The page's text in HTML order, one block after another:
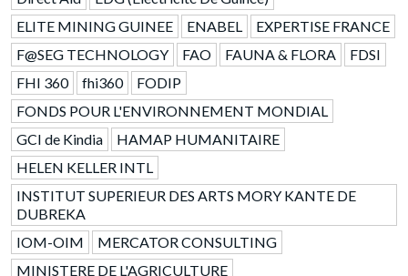
ELITE MINING GUINEE
ENABEL
EXPERTISE FRANCE
F@SEG TECHNOLOGY
FAO FAUNA & FLORA
FDSI
FHI 360
fhi360
FODIP
FONDS POUR L'ENVIRONNEMENT MONDIAL
GCI de Kindia
HAMAP HUMANITAIRE
HELEN KELLER INTL
INSTITUT SUPERIEUR DES ARTS MORY KANTE DE
DUBREKA
IOM-OIM
MERCATOR CONSULTING
MINISTERE DE L'AGRICULTURE